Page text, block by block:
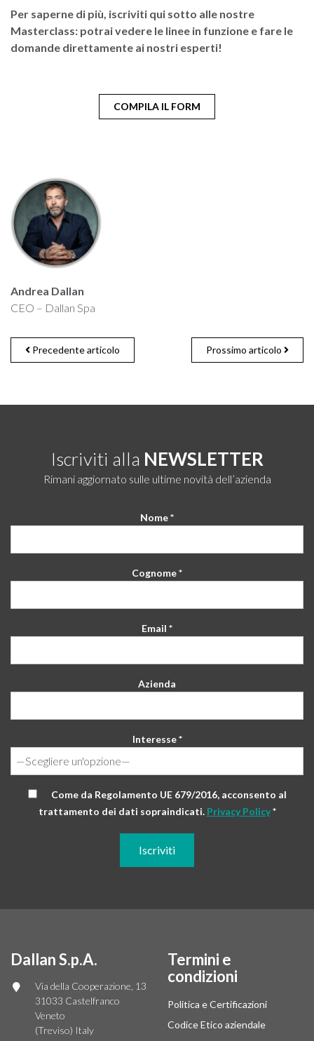
Per saperne di più, iscriviti qui sotto alle nostre
Masterclass: potrai vedere le linee in funzione e fare le
domande direttamente ai nostri esperti!
COMPILA IL FORM
Andrea Dallan
CEO – Dallan Spa
Precedente articolo Prossimo articolo
Iscriviti alla NEWSLETTER
Rimani aggiornato sulle ultime novità dell’azienda
Nome *
Cognome *
Email *
Azienda
Interesse *
Come da Regolamento UE 679/2016, acconsento al
trattamento dei dati sopraindicati. Privacy Policy*
Dallan S.p.A.
Via della Cooperazione, 13
31033 Castelfranco
Veneto
(Treviso) Italy
Termini e
condizioni
Politica e Certificazioni
Codice Etico aziendale